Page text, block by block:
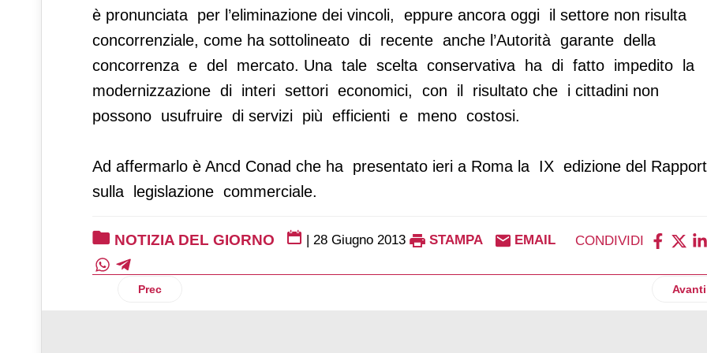
è pronunciata per l’eliminazione dei vincoli, eppure ancora oggi il settore non risulta
concorrenziale, come ha sottolineato di recente anche l’Autorità garante della
concorrenza e del mercato. Una tale scelta conservativa ha di fatto impedito la
modernizzazione di interi settori economici, con il risultato che i cittadini non
possono usufruire di servizi più efficienti e meno costosi.
Ad affermarlo è Ancd Conad che ha presentato ieri a Roma la IX edizione del
sulla legislazione commerciale.
NOTIZIA DEL GIORNO | 28 Giugno 2013 STAMPA EMAIL CONDIVIDI
Articolo precedente: Selex: un bronzo decisamente ben meritato
Prec Avanti